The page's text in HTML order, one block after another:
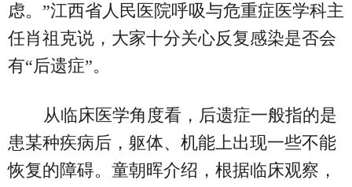
虑。”江西省人民医院呼吸与危重症医学科主
任肖祖克说，大家十分关心反复感染是否会
有“后遗症”。
从临床医学角度看，后遗症一般指的是
患某种疾病后，躯体、机能上出现一些不能
恢复的障碍。童朝晖介绍，根据临床观察，